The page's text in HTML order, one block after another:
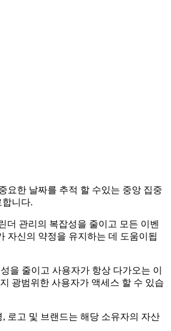
요한 날짜를 추적 할 수있는 중앙 집중
니다.
관리의 복잡성을 줄이고 모든 이벤
자신의 약정을 유지하는 데 도움이됩
을 줄이고 사용자가 항상 다가오는 이
광범위한 사용자가 액세스 할 수 있습
로고 및 브랜드는 해당 소유자의 자산